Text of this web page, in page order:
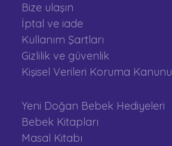
Bize ulaşın
İptal ve iade
Kullanım Şartları
Gizlilik ve güvenlik
Kişisel Verileri Koruma Kanunu
Yeni Doğan Bebek Hediyeleri
Bebek Kitapları
Masal Kitabı